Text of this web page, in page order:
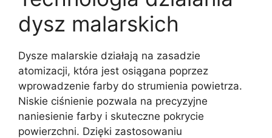
dysz malarskich
Dysze malarskie działają na zasadzie
atomizacji, która jest osiągana poprzez
wprowadzenie farby do strumienia powietrza.
Niskie ciśnienie pozwala na precyzyjne
naniesienie farby i skuteczne pokrycie
powierzchni. Dzięki zastosowaniu